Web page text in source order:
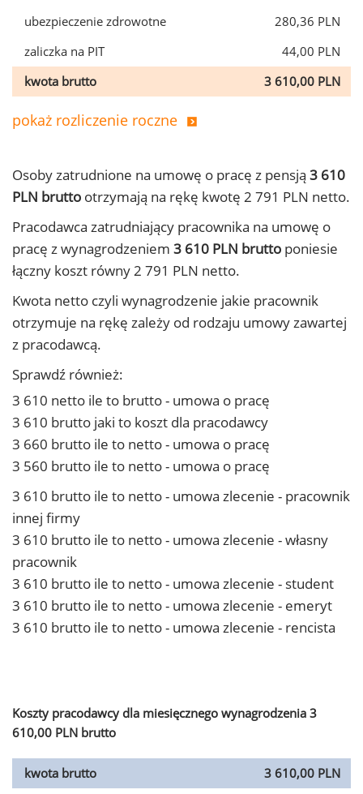
ubezpieczenie zdrowotne
280,36 PLN
zaliczka na PIT
44,00 PLN
kwota brutto
3 610,00 PLN
pokaż rozliczenie roczne
Osoby zatrudnione na umowę o pracę z pensją 3 610
PLN brutto otrzymają na rękę kwotę 2 791 PLN netto.
Pracodawca zatrudniający pracownika na umowę o
pracę z wynagrodzeniem 3 610 PLN brutto poniesie
łączny koszt równy 2 791 PLN netto.
Kwota netto czyli wynagrodzenie jakie pracownik
otrzymuje na rękę zależy od rodzaju umowy zawartej
z pracodawcą.
Sprawdź również:
3 610 netto ile to brutto - umowa o pracę
3 610 brutto jaki to koszt dla pracodawcy
3 660 brutto ile to netto - umowa o pracę
3 560 brutto ile to netto - umowa o pracę
3 610 brutto ile to netto - umowa zlecenie - pracownik
innej firmy
3 610 brutto ile to netto - umowa zlecenie - własny
pracownik
3 610 brutto ile to netto - umowa zlecenie - student
3 610 brutto ile to netto - umowa zlecenie - emeryt
3 610 brutto ile to netto - umowa zlecenie - rencista
Koszty pracodawcy dla miesięcznego wynagrodzenia 3
610,00 PLN brutto
kwota brutto
3 610,00 PLN